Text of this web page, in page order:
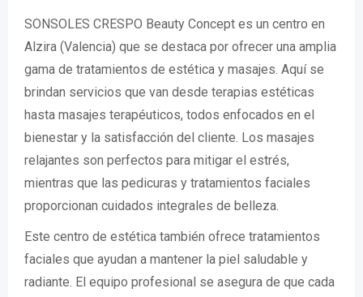
SONSOLES CRESPO Beauty Concept es un centro en
Alzira (Valencia) que se destaca por ofrecer una amplia
gama de tratamientos de estética y masajes. Aquí se
brindan servicios que van desde terapias estéticas
hasta masajes terapéuticos, todos enfocados en el
bienestar y la satisfacción del cliente. Los masajes
relajantes son perfectos para mitigar el estrés,
mientras que las pedicuras y tratamientos faciales
proporcionan cuidados integrales de belleza.
Este centro de estética también ofrece tratamientos
faciales que ayudan a mantener la piel saludable y
radiante. El equipo profesional se asegura de que cada